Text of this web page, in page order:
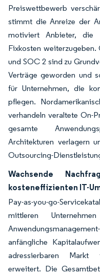
Preiswettbewerb
stimmt die Anreize der
motiviert Anbieter, die
Fixkosten weiterzugeben.
und SOC 2 sind zu
Verträge geworden und
für Unternehmen, die
pflegen.
verhandeln veraltete On-
gesamte
Architekturen verlagern
Outsourcing-
Wachsende
kosteneffizienten IT-
Pay-as-you-go-
mittleren
anfängliche
adressierbaren Markt
erweitert. Die